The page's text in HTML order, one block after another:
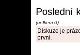
Poslední
(celkem 0)
Diskuze je
první.